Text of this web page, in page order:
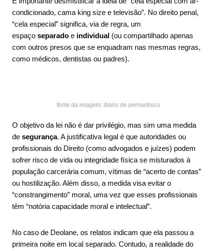
condicionado, cama king size e televisão”. No direito penal,
“cela especial” significa, via de regra, um
espaço separado e individual (ou compartilhado apenas
com outros presos que se enquadram nas mesmas regras,
como médicos, dentistas ou padres).
fonte da imagem: diario de pernanbuco
O objetivo da lei não é dar privilégio, mas sim uma medida
de segurança. A justificativa legal é que autoridades ou
profissionais do Direito (como advogados e juízes) podem
sofrer risco de vida ou integridade física se misturados à
população carcerária comum, vítimas de “acerto de contas”
ou hostilização. Além disso, a medida visa evitar o
“constrangimento” moral, uma vez que esses profissionais
têm “notória capacidade moral e intelectual”.
No caso de Deolane, os relatos indicam que ela passou a
primeira noite em local separado. Contudo, a realidade do